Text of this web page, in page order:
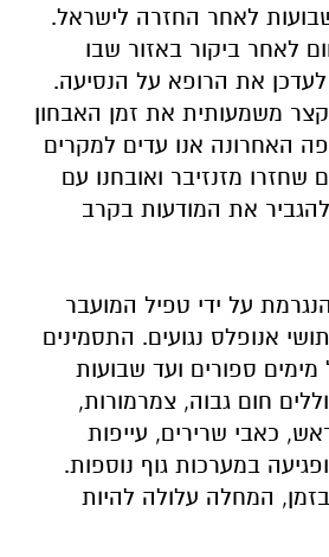
שבועות לאחר החזרה לישראל.
לאחר ביקור באזור שבו
לעדכן את הרופא על הנסיעה.
משמעותית את זמן האבחון
האחרונה אנו עדים למקרים
שחזרו מזנזיבר ואובחנו עם
את המודעות בקרב
על ידי טפיל המועבר
אנופלס נגועים. התסמינים
מימים ספורים ועד שבועות
חום גבוה, צמרמורות,
כאבי שרירים, עייפות
במערכות גוף נוספות.
המחלה עלולה להיות